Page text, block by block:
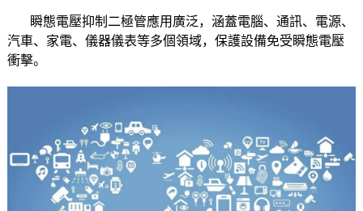
瞬態電壓抑制二極管應用廣泛，涵蓋電腦、通訊、電源、
汽車、家電、儀器儀表等多個領域，保護設備免受瞬態電壓
衝擊。